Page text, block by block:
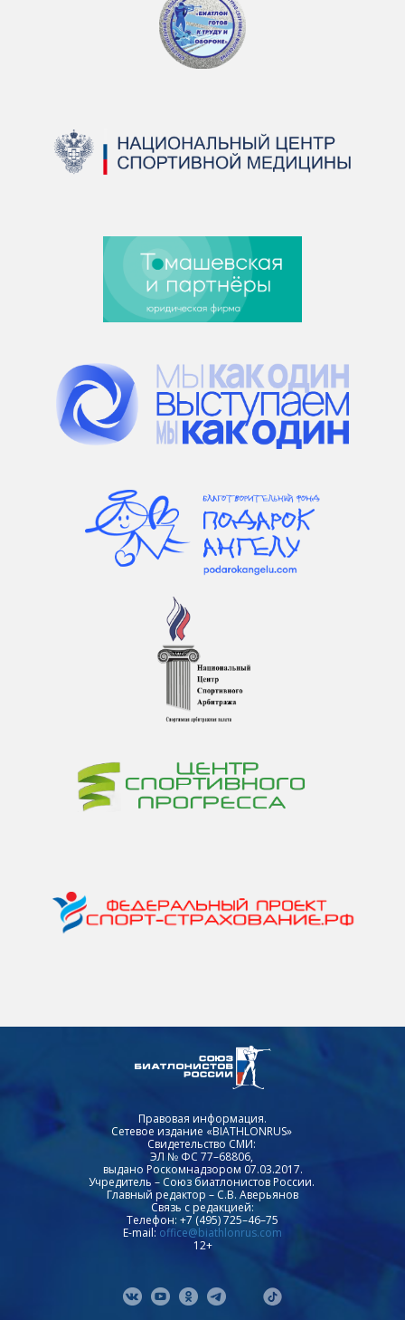
Правовая информация.
Сетевое издание «BIATHLONRUS»
Свидетельство СМИ:
ЭЛ № ФС 77–68806,
выдано Роскомнадзором 07.03.2017.
Учредитель – Союз биатлонистов России.
Главный редактор – С.В. Аверьянов
Связь с редакцией:
Телефон: +7 (495) 725–46–75
E-mail: office@biathlonrus.com
12+